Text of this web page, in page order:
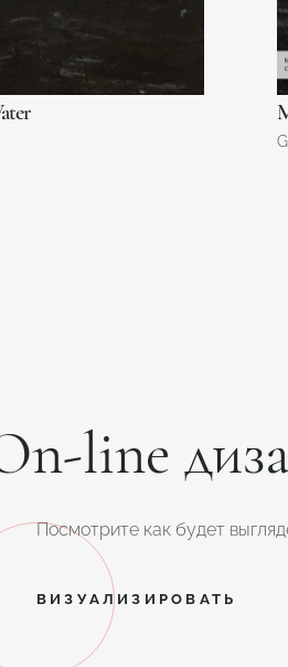
line
Посмотрите как будет
ВИЗУАЛИЗИРОВАТЬ